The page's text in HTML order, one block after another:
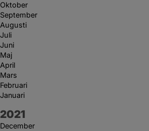
Oktober
September
Augusti
Juli
Juni
Maj
April
Mars
Februari
Januari
År:
2021
December